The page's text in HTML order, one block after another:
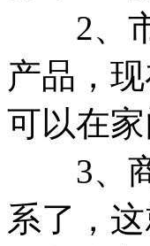
2、市
产品，
可以在
3、商
系了，